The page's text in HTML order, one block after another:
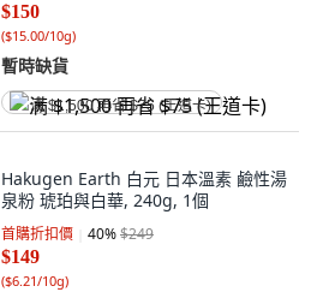
$150
($15.00/10g)
暫時缺貨
满 $1,500 再省 $75 (王道卡)
Hakugen Earth 白元 日本溫素 鹼性湯
泉粉 琥珀與白華, 240g, 1個
首購折扣價 40%$249
$149
($6.21/10g)